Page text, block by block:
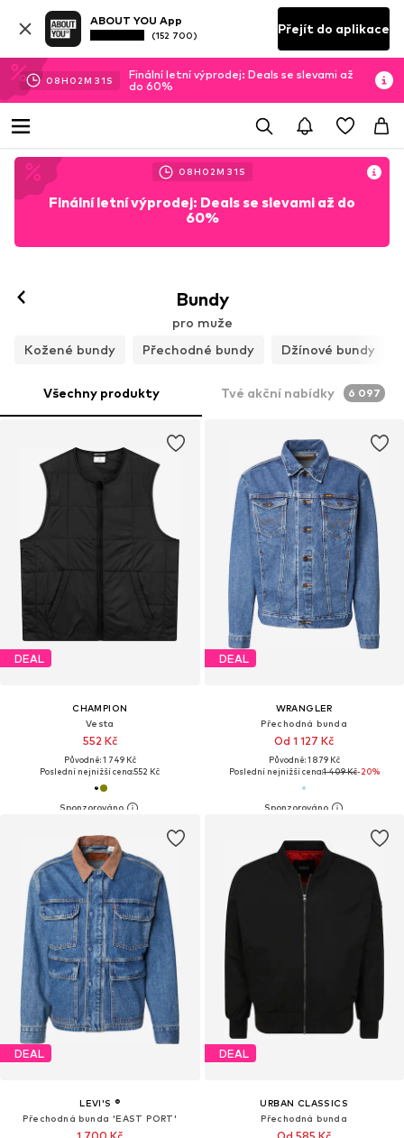
ABOUT YOU App
(152 700) Přejít do aplikace
08H 02M 28 S
Finální letní výprodej: Deals se slevami až
do 60%
08H 02M 28 S
Finální letní výprodej: Deals se slevami až do
60%
Bundy
pro muže
Kožené bundy
Přechodné bundy Džínové bundy
Všechny produkty Tvé akční nabídky 6 097
DEAL
CHAMPION
Vesta
552 Kč
Původně: 1 749 Kč
Poslední nejnižší cena:552 Kč
DEAL
WRANGLER
Přechodná bunda
Od 1 127 Kč
Původně: 1 879 Kč
Poslední nejnižší cena:1 409 Kč-20%
DEAL
LEVI'S ®
Přechodná bunda 'EAST PORT'
DEAL
URBAN CLASSICS
Přechodná bunda